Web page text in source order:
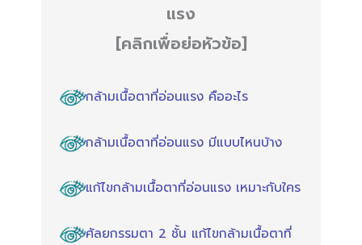
แรง
[คลิกเพื่อย่อหัวข้อ]
กล้ามเนื้อตาที่อ่อนแรง คืออะไร
กล้ามเนื้อตาที่อ่อนแรง มีแบบไหนบ้าง
แก้ไขกล้ามเนื้อตาที่อ่อนแรง เหมาะกับใคร
ศัลยกรรมตา 2 ชั้น แก้ไขกล้ามเนื้อตาที่